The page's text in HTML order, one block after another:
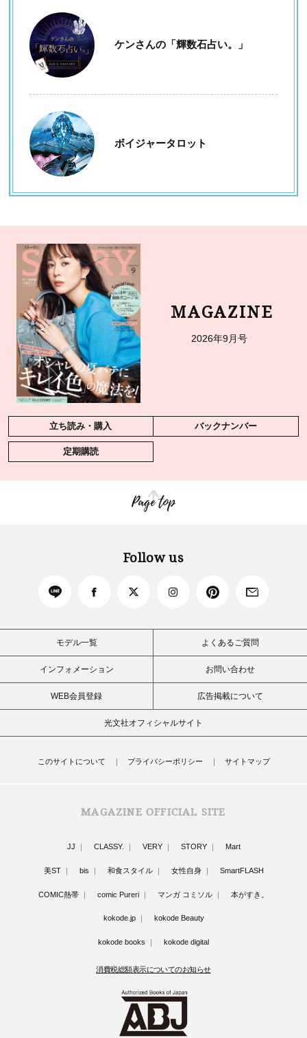
ケンさんの「輝数石占い。」
ボイジャータロット
MAGAZINE
2026年9月号
立ち読み・購入 バックナンバー
定期購読
Page top
Follow us
モデル一覧 よくあるご質問
インフォメーション お問い合わせ
WEB会員登録 広告掲載について
光文社オフィシャルサイト
このサイトについて プライバシーポリシー サイトマップ
MAGAZINE OFFICIAL SITE
JJ CLASSY. VERY STORY Mart
美ST bis 和食スタイル 女性自身 SmartFLASH
COMIC熱帯 comic Pureri マンガ コミソル 本がすき。
kokode.jp kokode Beauty
kokode books kokode digital
消費税総額表示についてのお知らせ